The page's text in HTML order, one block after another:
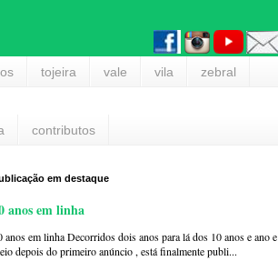
tojeira vale vila zebral
contributos
em destaque
anos em linha
anos em linha Decorridos dois anos para lá dos 10 anos e ano e
depois do primeiro anúncio , está finalmente publi...